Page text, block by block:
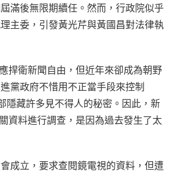
滿後無限期續任。然而，行政院似乎
主委，引發黃光芹與黃國昌對法律執
捍衛新聞自由，但近年來卻成為朝野
黨政府不惜用不正當手段來控制
隱藏許多見不得人的秘密。因此，新
資料進行調查，是因為過去發生了太
成立，要求查閱鏡電視的資料，但遭